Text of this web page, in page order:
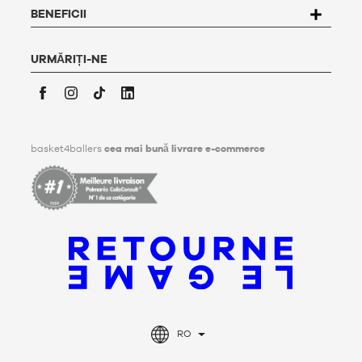
informează utilizatorul că poate defini, în timpul vieții sale,
directive referitoare la conservarea, ștergerea și
Pentru mai multe informații, faceți
RO
BENEFICII
URMĂRIȚI-NE
basket4ballers cea mai bună livrare e-commerce